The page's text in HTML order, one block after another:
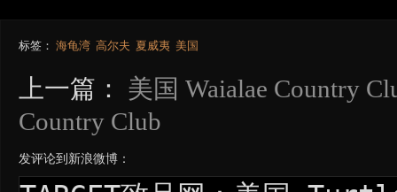
标签： 海龟湾 高尔夫 夏威夷 美国
上一篇：
美国 Waialae Country
Country Club
发评论到新浪微博：